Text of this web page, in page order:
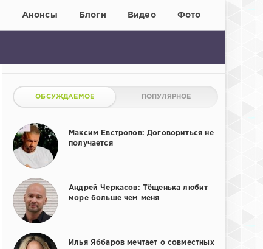
Анонсы Блоги Видео Фото
ОБСУЖДАЕМОЕ ПОПУЛЯРНОЕ
Максим Евстропов: Договориться не
получается
Андрей Черкасов: Тёщенька любит
море больше чем меня
Илья Яббаров мечтает о совместных